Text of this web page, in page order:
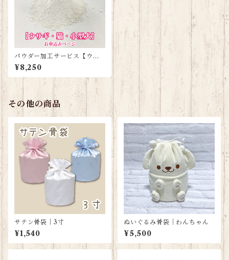
パウダー加工サービス【ウサ
ギ・猫・小型犬】
¥8,250
その他の商品
サテン骨袋｜3寸
¥1,540
ぬいぐるみ骨袋｜わんちゃん
¥5,500